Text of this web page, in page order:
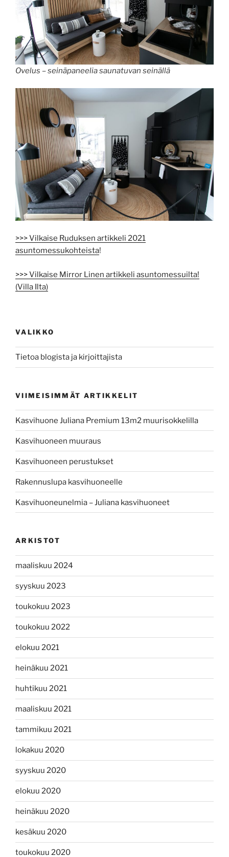
Ovelus – seinäpaneelia saunatuvan seinällä
>>> Vilkaise Ruduksen artikkeli 2021
asuntomessukohteista!
>>> Vilkaise Mirror Linen artikkeli asuntomessuilta!
(Villa Ilta)
VALIKKO
Tietoa blogista ja kirjoittajista
VIIMEISIMMÄT ARTIKKELIT
Kasvihuone Juliana Premium 13m2 muurisokkelilla
Kasvihuoneen muuraus
Kasvihuoneen perustukset
Rakennuslupa kasvihuoneelle
Kasvihuoneunelmia – Juliana kasvihuoneet
ARKISTOT
maaliskuu 2024
syyskuu 2023
toukokuu 2023
toukokuu 2022
elokuu 2021
heinäkuu 2021
huhtikuu 2021
maaliskuu 2021
tammikuu 2021
lokakuu 2020
syyskuu 2020
elokuu 2020
heinäkuu 2020
kesäkuu 2020
toukokuu 2020